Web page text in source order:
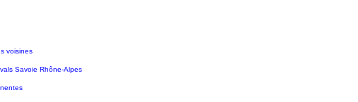
voisines
Savoie Rhône-Alpes